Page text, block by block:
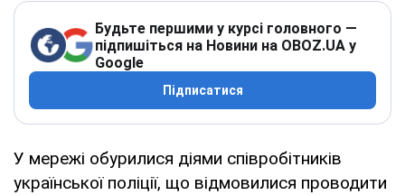
Будьте першими у курсі головного —
підпишіться на Новини на OBOZ.UA у
Google
Підписатися
У мережі обурилися діями співробітників
української поліції, що відмовилися проводити